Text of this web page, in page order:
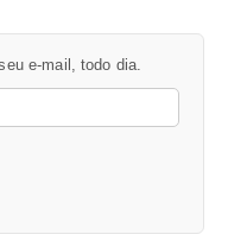
e-mail, todo dia.